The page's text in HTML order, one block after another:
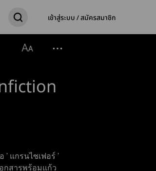
เข้าสู่ระบบ / สมัครสมาชิก
แกรนไซเฟอร์ '
กสารพร้อมแก้ว